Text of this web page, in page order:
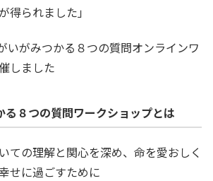
得られました」
いがみつかる８つの質問オンラインワ
しました
る８つの質問ワークショップとは
ての理解と関心を深め、命を愛おしく
せに過ごすために